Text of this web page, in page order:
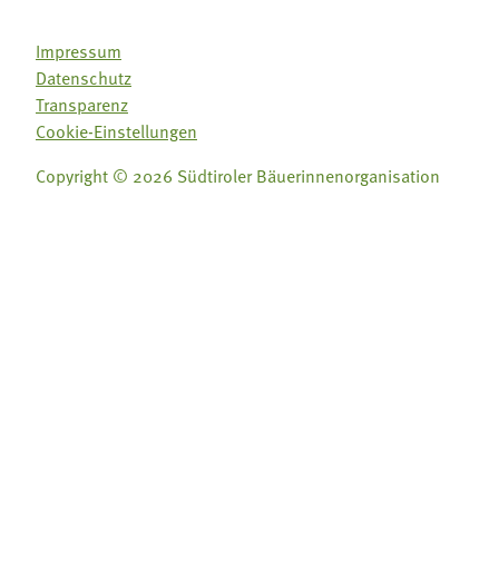
Impressum
Datenschutz
Transparenz
Cookie-Einstellungen
Copyright © 2026 Südtiroler Bäuerinnenorganisation